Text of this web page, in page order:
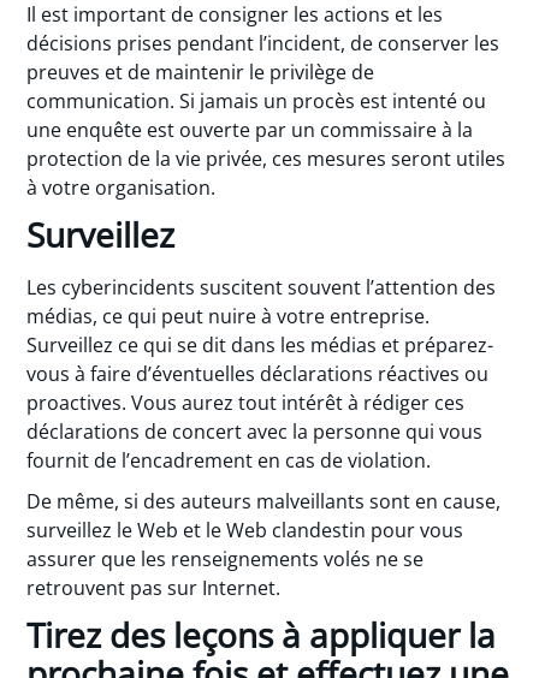
Il est important de consigner les actions et les
décisions prises pendant l’incident, de conserver les
preuves et de maintenir le privilège de
communication. Si jamais un procès est intenté ou
une enquête est ouverte par un commissaire à la
protection de la vie privée, ces mesures seront utiles
à votre organisation.
Surveillez
Les cyberincidents suscitent souvent l’attention des
médias, ce qui peut nuire à votre entreprise.
Surveillez ce qui se dit dans les médias et préparez-
vous à faire d’éventuelles déclarations réactives ou
proactives. Vous aurez tout intérêt à rédiger ces
déclarations de concert avec la personne qui vous
fournit de l’encadrement en cas de violation.
De même, si des auteurs malveillants sont en cause,
surveillez le Web et le Web clandestin pour vous
assurer que les renseignements volés ne se
retrouvent pas sur Internet.
Tirez des leçons à appliquer la